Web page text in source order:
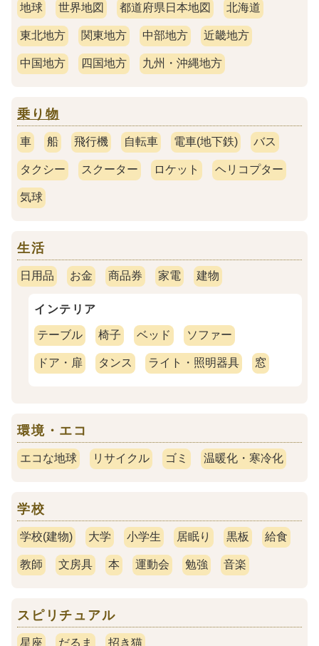
地球 世界地図 都道府県日本地図 北海道
東北地方 関東地方 中部地方 近畿地方
中国地方 四国地方 九州・沖縄地方
乗り物
車 船 飛行機 自転車 電車(地下鉄) バス
タクシー スクーター ロケット ヘリコプター
気球
生活
日用品 お金 商品券 家電 建物
インテリア
テーブル 椅子 ベッド ソファー
ドア・扉 タンス ライト・照明器具 窓
環境・エコ
エコな地球 リサイクル ゴミ 温暖化・寒冷化
学校
学校(建物) 大学 小学生 居眠り 黒板 給食
教師 文房具 本 運動会 勉強 音楽
スピリチュアル
星座 だるま 招き猫